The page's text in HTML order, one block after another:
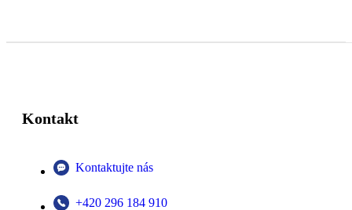
Kontakt
Kontaktujte nás
+420 296 184 910